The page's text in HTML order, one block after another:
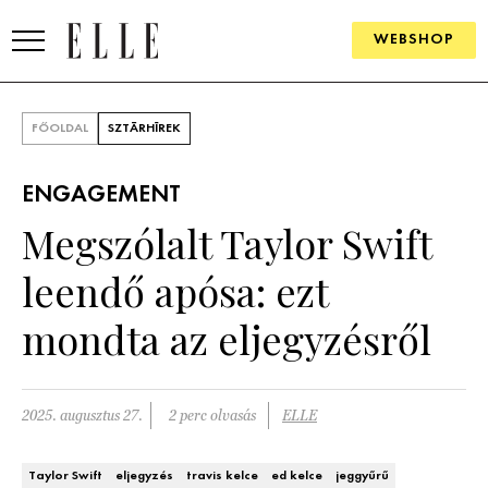
WEBSHOP
SZÉPSÉG
ÉLETMÓD
PÁRKAPCSOLAT
FŐOLDAL SZTÁRHÍREK
ENGAGEMENT
Megszólalt Taylor Swift
leendő apósa: ezt
mondta az eljegyzésről
2025. augusztus 27. 2 perc olvasás ELLE
Taylor Swift eljegyzés travis kelce ed kelce jeggyűrű